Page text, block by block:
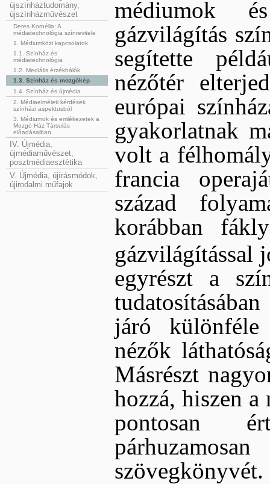
újszínháztudomány,
újszínházművészet
Deres Kornélia: A
médiatechnológia színrevitele
1. Médiumközi kapcsolatok
1.1. Színház és
médiatechnológia
1.2. Mediális érzékhálók
1.3. Színház és mozgókép
1.4. Színház és újmédia
2. Médiaelméleti kérdések
színházi aspektusból
3. Médiumok és emlékezetek a
Mozgó Ház Társulás
előadásaiban
IV. Újmédia,
újmédiaművészet,
posztmédiaesztétika
V. Újmédia, újírásmódok,
újirodalmi műfajok
médiumok
gázvilágítás
segítette
nézőtér
európai
gyakorlatnak
volt a
francia
század
korábban
gázvilágítással
egyrészt a
járó különféle
nézők
Másrészt
hozzá, hiszen
pontosan
szövegkönyvét.